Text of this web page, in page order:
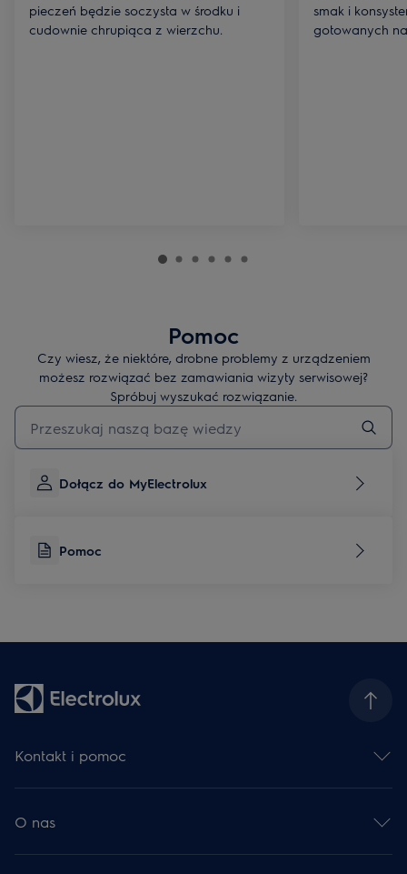
pieczeń będzie soczysta w środku i
cudownie chrupiąca z wierzchu.
smak i
gotowanych
Pomoc
Czy wiesz, że niektóre, drobne problemy z urządzeniem
możesz rozwiązać bez zamawiania wizyty serwisowej?
Spróbuj wyszukać rozwiązanie.
Wpisz, aby wyszukać artykuł dotyczący pomocy
Dołącz do MyElectrolux
Pomoc
Kontakt i pomoc
Zarejestruj produkt
Serwis Electrolux
Centrum pomocy
O nas